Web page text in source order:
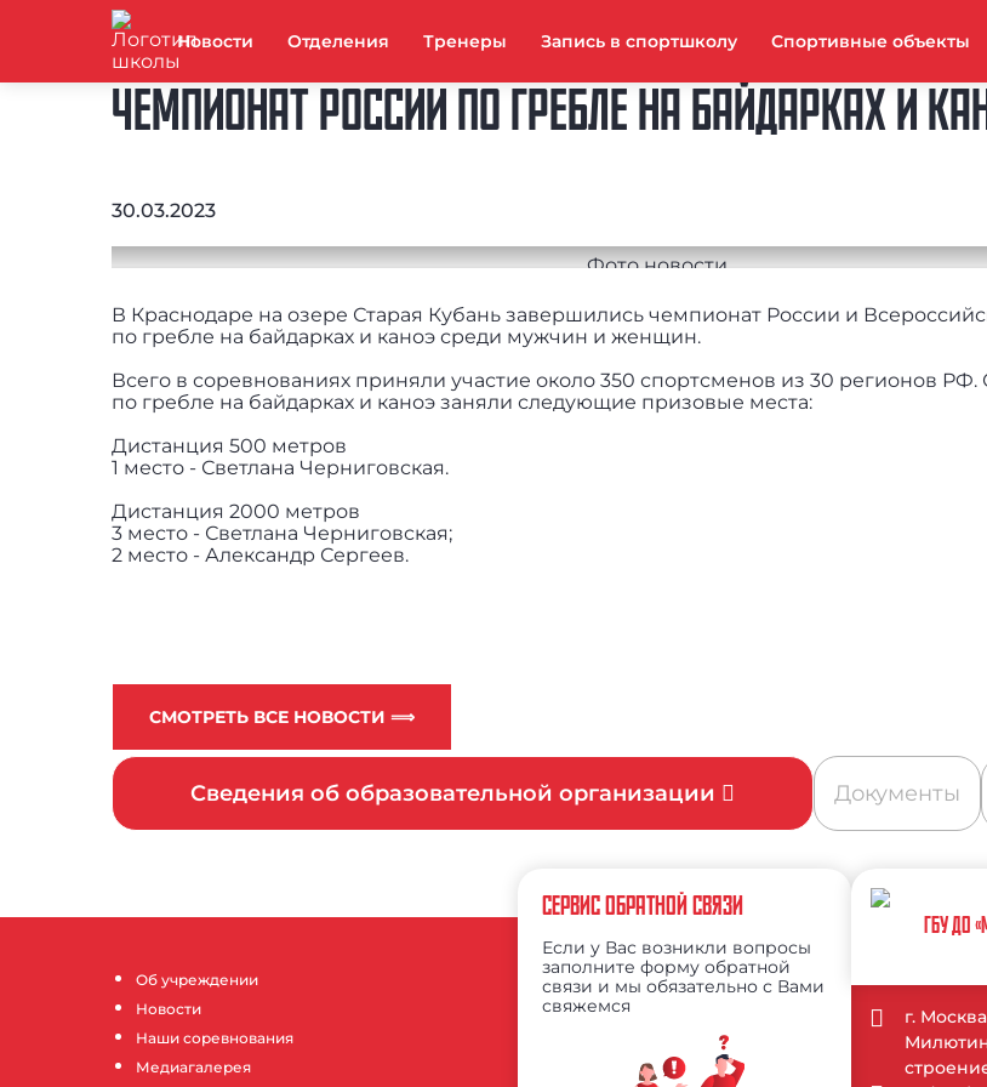
Новости Отделения Тренеры Запись в спортшколу Спортивные объекты
ЧЕМПИОНАТ РОССИИ ПО ГРЕБЛЕ НА БАЙДАРКАХ И
30.03.2023
В Краснодаре на озере Старая Кубань завершились чемпионат России и
по гребле на байдарках и каноэ среди мужчин и женщин.
Всего в соревнованиях приняли участие около 350 спортсменов из 30 регионов
по гребле на байдарках и каноэ заняли следующие призовые места:
Дистанция 500 метров
1 место - Светлана Черниговская.
Дистанция 2000 метров
3 место - Светлана Черниговская;
2 место - Александр Сергеев.
СМОТРЕТЬ ВСЕ НОВОСТИ ⟹
Сведения об образовательной организации Документы
Об учреждении
Новости
Наши соревнования
Медиагалерея
СЕРВИС ОБРАТНОЙ СВЯЗИ
Если у Вас возникли вопросы
заполните форму обратной
связи и мы обязательно с Вами
свяжемся
ГБУ ДО
г.